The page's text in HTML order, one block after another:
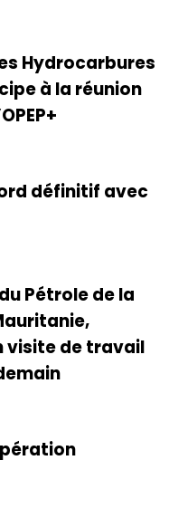
Hydrocarbures
à la réunion
définitif avec
Pétrole de la
visite de travail